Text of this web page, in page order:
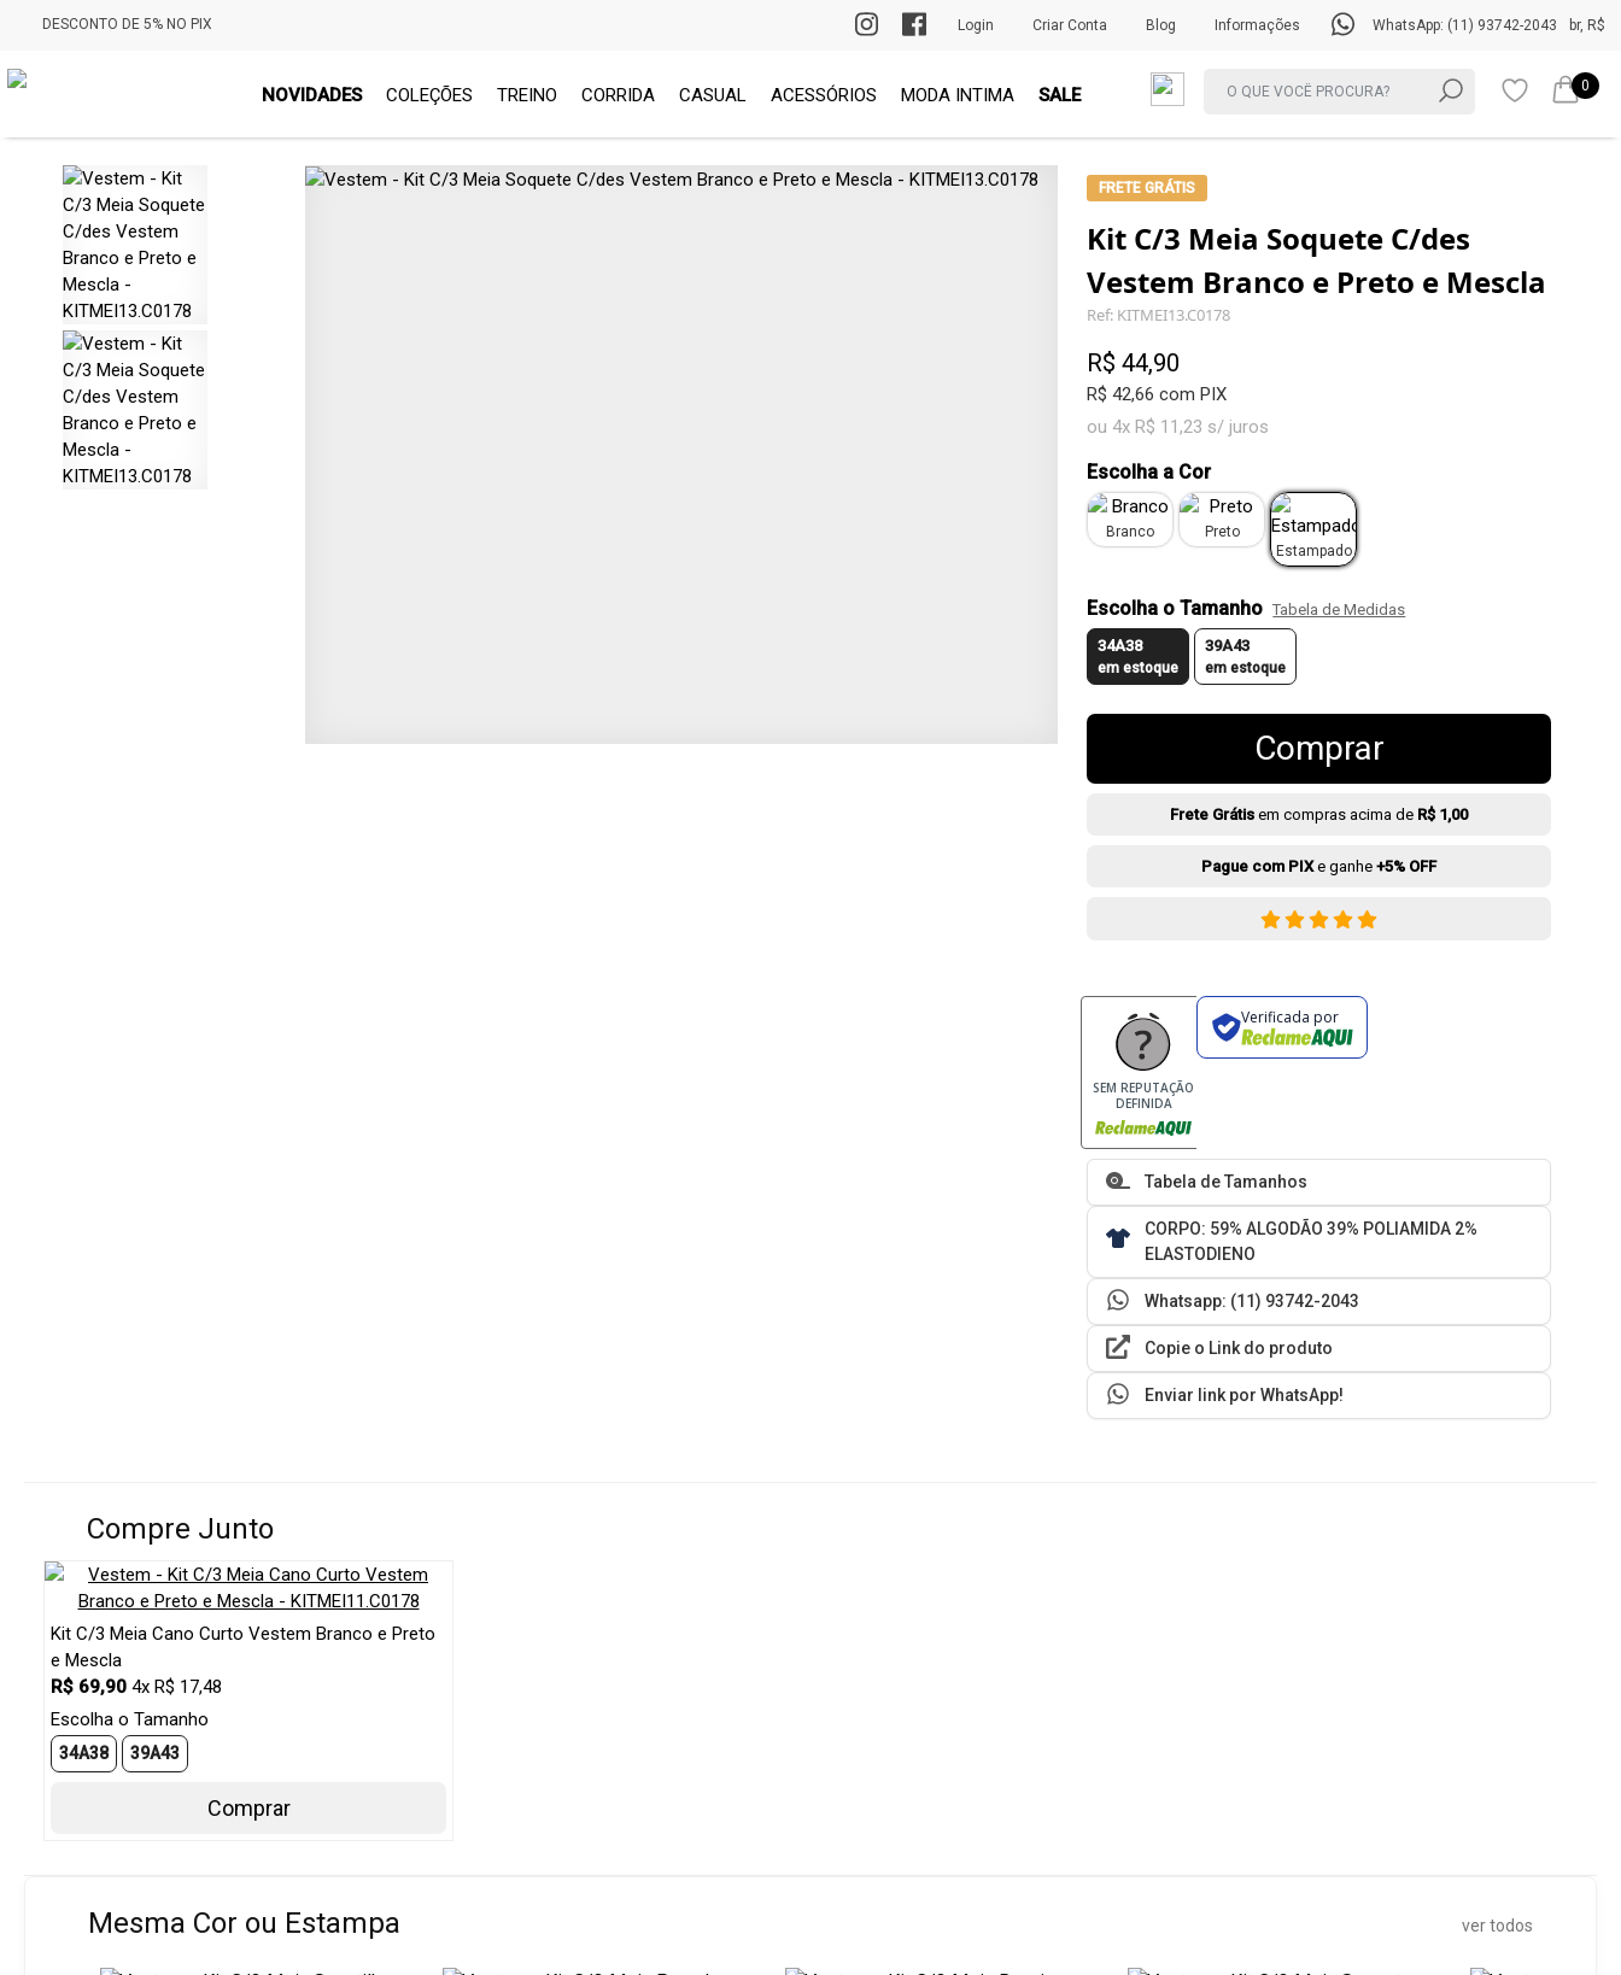
DESCONTO DE 5% NO PIX PRIMEIRA TROCA GRÁTIS br, R$
WhatsApp: (11) 93742-2043
Informações
Blog
Criar Conta
Login
NOVIDADES COLEÇÕES TREINO CORRIDA CASUAL ACESSÓRIOS MODA INTIMA SALE 0
FRETE GRÁTIS
Kit C/3 Meia Soquete C/des
Vestem Branco e Preto e Mescla
Ref: KITMEI13.C0178
R$ 44,90
R$ 42,66 com PIX
ou 4x R$ 11,23 s/ juros
Escolha a Cor
Branco
Preto
Estampado
Escolha o Tamanho Tabela de Medidas
34A38
em estoque
39A43
em estoque
Comprar
Frete Grátis em compras acima de R$ 1,00
Pague com PIXe ganhe+5% OFF
SEM REPUTAÇÃO
DEFINIDA
Verificada por
Tabela de Tamanhos
CORPO: 59% ALGODÃO 39% POLIAMIDA 2%
ELASTODIENO
Whatsapp: (11) 93742-2043
Copie o Link do produto
Enviar link por WhatsApp!
Compre Junto
Kit C/3 Meia Cano Curto Vestem Branco e Preto
e Mescla
R$ 69,90 4x R$ 17,48
Escolha o Tamanho
34A38 39A43
Comprar
Mesma Cor ou Estampa ver todos